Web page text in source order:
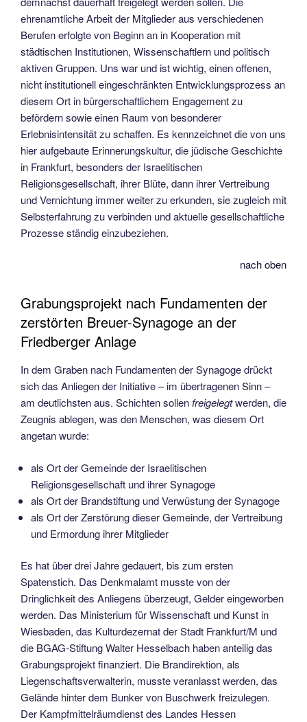
ehrenamtliche Arbeit der Mitglieder aus verschiedenen
Berufen erfolgte von Beginn an in Kooperation mit
städtischen Institutionen, Wissenschaftlern und politisch
aktiven Gruppen. Uns war und ist wichtig, einen offenen,
nicht institutionell eingeschränkten Entwicklungsprozess an
diesem Ort in bürgerschaftlichem Engagement zu
befördern sowie einen Raum von besonderer
Erlebnisintensität zu schaffen. Es kennzeichnet die von uns
hier aufgebaute Erinnerungskultur, die jüdische Geschichte
in Frankfurt, besonders der Israelitischen
Religionsgesellschaft, ihrer Blüte, dann ihrer Vertreibung
und Vernichtung immer weiter zu erkunden, sie zugleich mit
Selbsterfahrung zu verbinden und aktuelle gesellschaftliche
Prozesse ständig einzubeziehen.
nach oben
Grabungsprojekt nach Fundamenten der
zerstörten Breuer-Synagoge an der
Friedberger Anlage
In dem Graben nach Fundamenten der Synagoge drückt
sich das Anliegen der Initiative – im übertragenen Sinn –
am deutlichsten aus. Schichten sollenfreigelegtwerden, die
Zeugnis ablegen, was den Menschen, was diesem Ort
angetan wurde:
als Ort der Gemeinde der Israelitischen
Religionsgesellschaft und ihrer Synagoge
als Ort der Brandstiftung und Verwüstung der Synagoge
als Ort der Zerstörung dieser Gemeinde, der Vertreibung
und Ermordung ihrer Mitglieder
Es hat über drei Jahre gedauert, bis zum ersten
Spatenstich. Das Denkmalamt musste von der
Dringlichkeit des Anliegens überzeugt, Gelder eingeworben
werden. Das Ministerium für Wissenschaft und Kunst in
Wiesbaden, das Kulturdezernat der Stadt Frankfurt/M und
die BGAG-Stiftung Walter Hesselbach haben anteilig das
Grabungsprojekt finanziert. Die Brandirektion, als
Liegenschaftsverwalterin, musste veranlasst werden, das
Gelände hinter dem Bunker von Buschwerk freizulegen.
Der Kampfmittelräumdienst des Landes Hessen